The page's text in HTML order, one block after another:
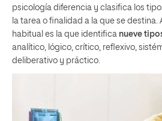
psicología diferencia y clasifica los
la tarea o finalidad a la que se destina.
habitual es la que identifica nueve
analítico, lógico, crítico, reflexivo,
deliberativo y práctico.